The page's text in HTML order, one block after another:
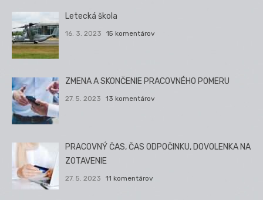
Letecká škola
16. 3. 2023 15 komentárov
ZMENA A SKONČENIE PRACOVNÉHO POMERU
27. 5. 2023 13 komentárov
PRACOVNÝ ČAS, ČAS ODPOČINKU, DOVOLENKA NA
ZOTAVENIE
27. 5. 2023 11 komentárov